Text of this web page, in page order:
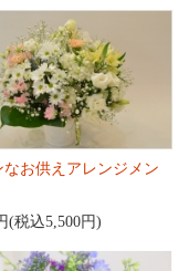
なお供えアレンジメン
(税込5,500円)